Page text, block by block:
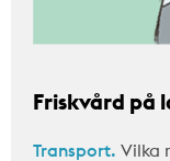
Friskvård på
Transport. Vilka